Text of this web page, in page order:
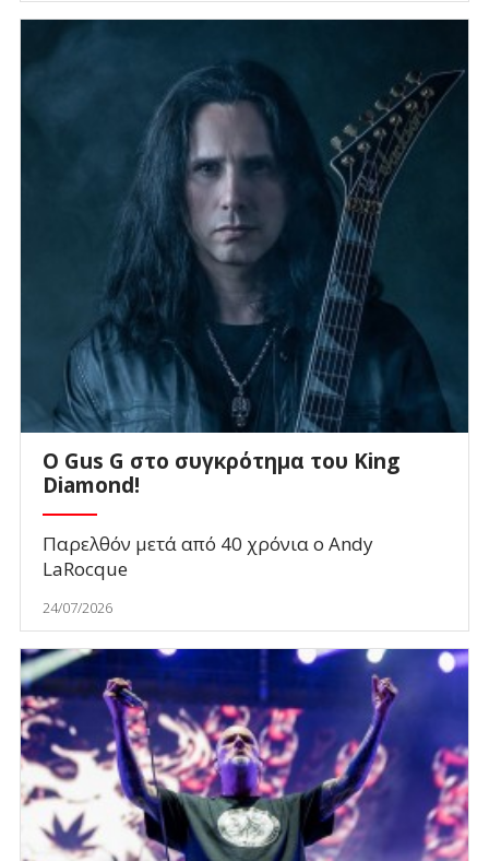
O Gus G στο συγκρότημα του King
Diamond!
Παρελθόν μετά από 40 χρόνια ο Andy
LaRocque
24/07/2026